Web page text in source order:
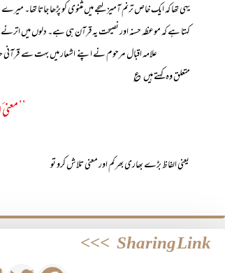
یہی تھا کہ ایک خاص ترنم آمیز لہجے میں مثنوی کو پڑھا جاتا
کہتا ہے کہ موعظہ حسنہ اور نصیحت یہ قرآن ہی ہے۔ دلوں میں
علامہ اقبال مرحوم نے اپنے اشعار میں بہت سے قرآنی
متعلق وہ کہتے ہیں ؏
’’
یعنی الفاظ بڑے بھاری بھرکم اور معنی تلاش کرو تو
Sharing Link
>>>